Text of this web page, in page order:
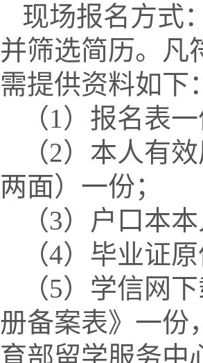
现场报名方式
并筛选简历。凡
需提供资料如下
（1）报名表
（2）本人有
两面）一份；
（3）户口本
（4）毕业证
（5）学信网
册备案表》一份
育部留学服务中